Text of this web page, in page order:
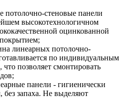
потолочно-стеновые панели
высокотехнологичном
оцинкованной
линеарных потолочно-
по индивидуальным
позволяет смонтировать
панели - гигиенически
без запаха. Не выделяют